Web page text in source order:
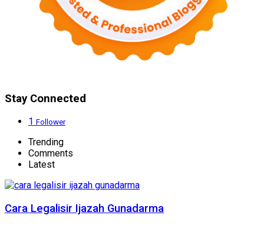
Stay Connected
1 Follower
Trending
Comments
Latest
Cara Legalisir Ijazah Gunadarma